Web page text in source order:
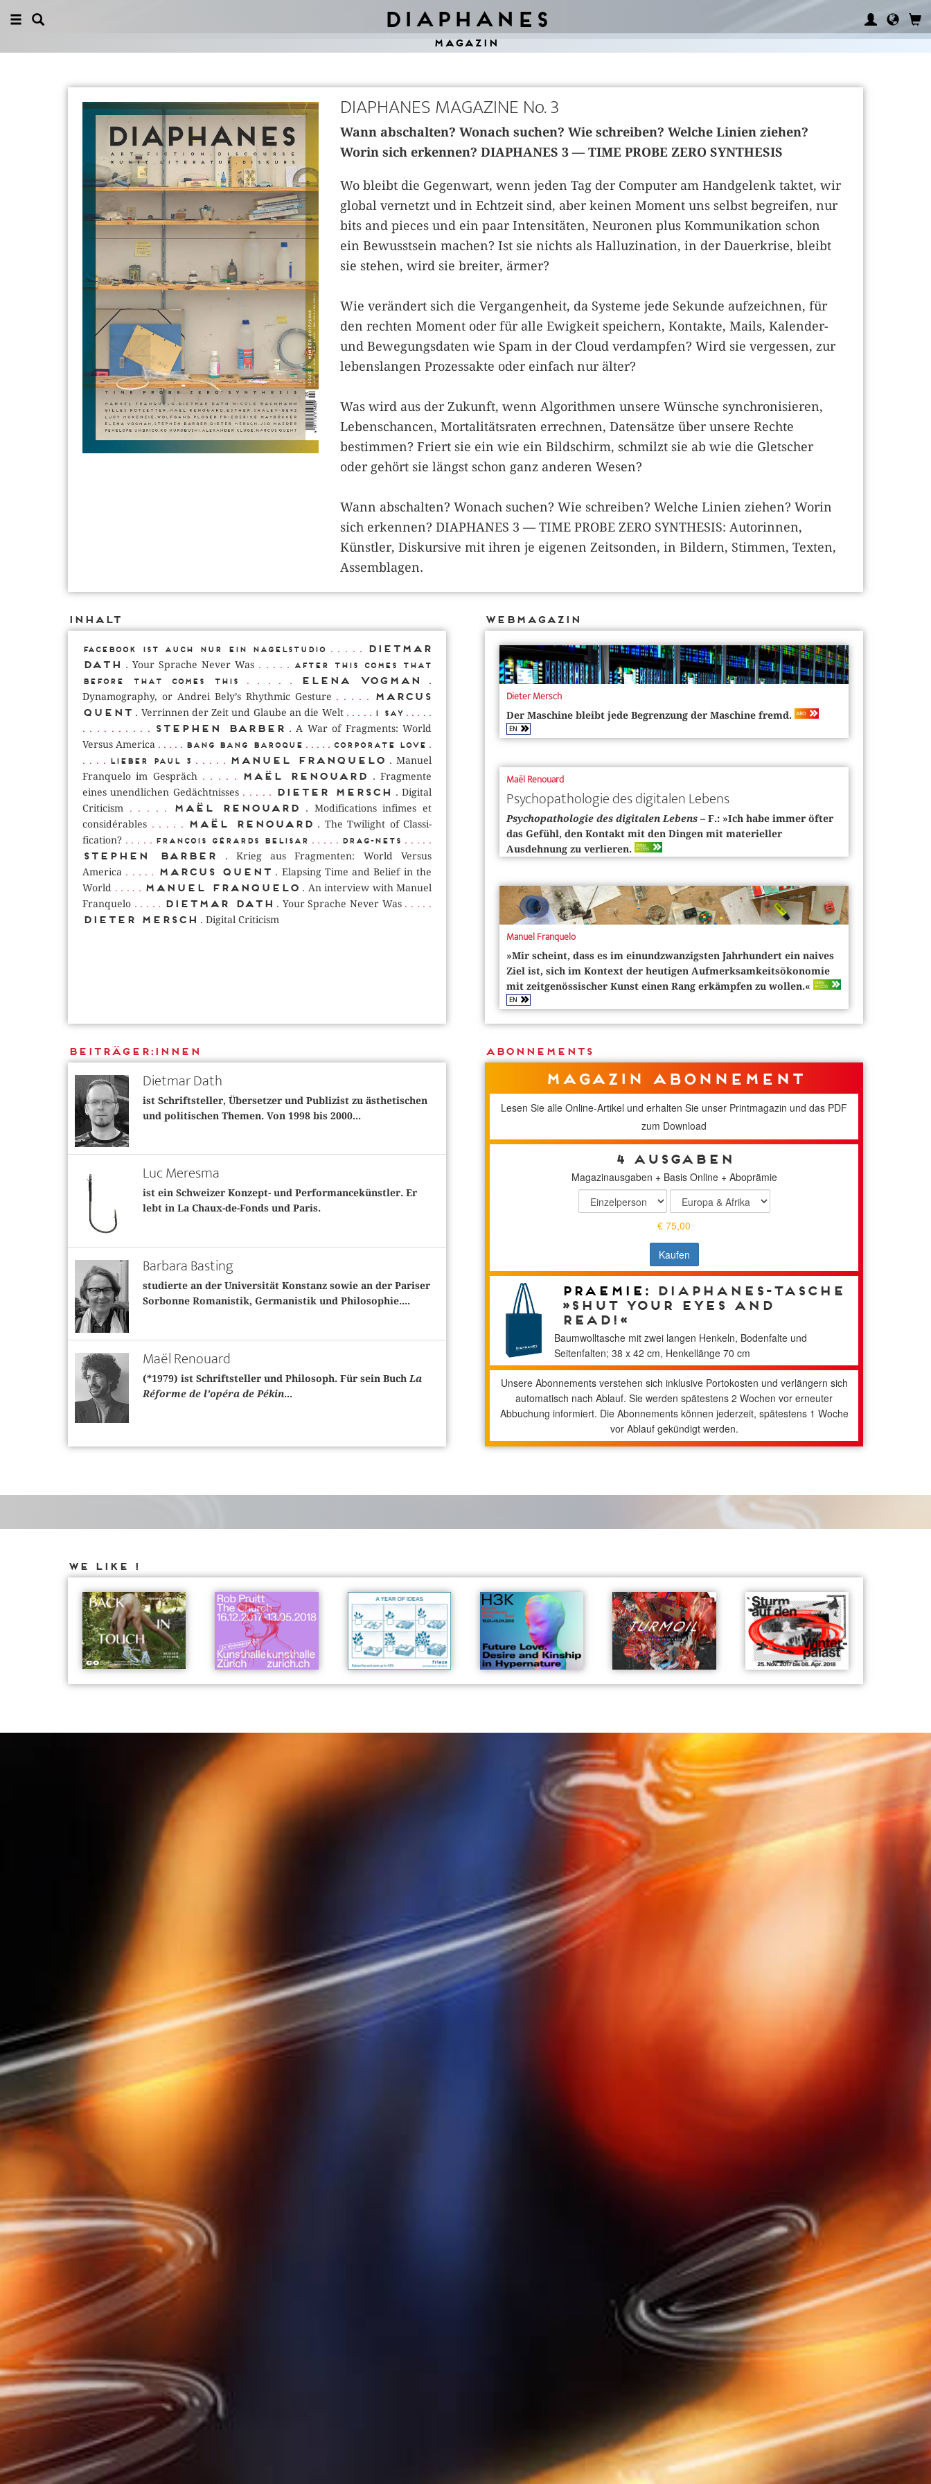
Diaphanes
Magazin
DIAPHANES MAGAZINE No. 3
Wann abschalten? Wonach suchen? Wie schreiben? Welche Linien ziehen?
Worin sich erkennen? DIAPHANES 3 — TIME PROBE ZERO SYNTHESIS
Wo bleibt die Gegenwart, wenn jeden Tag der Computer am Handgelenk taktet, wir
global vernetzt und in Echtzeit sind, aber keinen Moment uns selbst begreifen, nur
bits and pieces und ein paar Intensitäten, Neuronen plus Kommunikation schon
ein Bewusstsein machen? Ist sie nichts als Halluzination, in der Dauerkrise, bleibt
sie stehen, wird sie breiter,­ ärmer?
Wie verändert sich die Vergangenheit, da Systeme jede Sekunde aufzeichnen, für
den rechten Moment oder für alle Ewigkeit speichern, Kontakte, Mails, Kalender-
und Bewegungsdaten wie Spam in der Cloud verdampfen? Wird sie vergessen, zur
lebenslangen Prozessakte oder einfach nur älter?
Was wird aus der Zukunft, wenn Algorithmen ­unsere Wünsche synchronisieren,
Lebens­chancen, Mortalitätsraten errechnen, Datensätze über unsere Rechte
bestimmen? Friert sie ein ­wie ein Bildschirm, schmilzt sie ab wie die ­Gletscher
oder gehört sie längst schon ganz anderen Wesen?
Wann abschalten? Wonach suchen? Wie schreiben? Welche Linien ziehen? Worin
sich erkennen? DIAPHANES 3 — TIME PROBE ZERO SYNTHESIS: Autorinnen,
Künstler, Diskursive mit ihren je eigenen Zeitsonden, in Bildern, Stimmen, Texten,
Assemblagen.
Inhalt
Facebook ist auch nur ein Nagelstudio . . . . .
Dietmar
Dath . Your Sprache Never Was . . . . .
After This Comes That
Before That Comes This
. . . . . Elena Vogman
.
Dynamography, or Andrei Bely’s Rhythmic Gesture . . . . .
Marcus
Quent . Verrinnen der Zeit und Glaube an die Welt. . . . . I say. . . . .
. . . . . . . . . . Stephen Barber . A War of Fragments: World
Versus America . . . . . Bang Bang Baroque . . . . . Corporate Love .
. . . .
Lieber Paul 3 . . . . . Manuel Franquelo . Manuel
Franquelo im Gespräch . . . . . Maël Renouard . Fragmente
eines unendlichen Gedächtnisses. . . . . Dieter Mersch . Digital
Criticism
. . . . . Maël Renouard . Modifications infimes et
considérables . . . . . Maël Renouard . The Twilight of Classi­
fication? . . . . . François Gérards BELISAR . . . . . Drag-nets . . . . .
Stephen Barber . Krieg aus Fragmenten: World Versus
America . . . . . Marcus Quent . Elapsing Time and Belief in the
World . . . . . Manuel Franquelo . An interview with Manuel
Franquelo . . . . . Dietmar Dath . Your Sprache Never Was. . . . .
Dieter Mersch . Digital Criticism
Webmagazin
Dieter Mersch
Der Maschine bleibt jede Begrenzung der Maschine fremd. ABO
EN
Maël Renouard
Psychopathologie des digitalen Lebens
Psychopathologie des digitalen Lebens – F.: »Ich habe immer öfter
das Gefühl, den Kontakt mit den Dingen mit materieller
Ausdehnung zu verlieren. OPEN
ACCESS
Manuel Franquelo
»Mir scheint, dass es im einundzwanzigsten Jahrhundert ein naives
Ziel ist, sich im Kontext der heutigen Aufmerksamkeitsökonomie
mit zeitgenössischer Kunst einen Rang erkämpfen zu wollen.«
OPEN
ACCESS
EN
Beiträger:innen
Dietmar Dath
ist Schriftsteller, Übersetzer und Publizist zu ästhetischen
und politischen Themen. Von 1998 bis 2000...
Luc Meresma
ist ein Schweizer Konzept- und Performancekünstler. Er
lebt in La Chaux-de-Fonds und Paris.
Barbara Basting
studierte an der Universität Konstanz sowie an der Pariser
Sorbonne Romanistik, Germanistik und Philosophie....
Maël Renouard
(*1979) ist Schriftsteller und Philosoph. Für sein Buch La
Réforme de l’opéra de Pékin...
Abonnements
Magazin Abonnement
Lesen Sie alle Online-Artikel und erhalten Sie unser Printmagazin und das PDF
zum Download
4 Ausgaben
Magazinausgaben + Basis Online + Aboprämie
€ 75,00
Kaufen
Praemie:
DIAPHANES-Tasche
»Shut your eyes and
read!«
Baumwolltasche mit zwei langen Henkeln, Bodenfalte und
Seitenfalten; 38 x 42 cm, Henkellänge 70 cm
Unsere Abonnements verstehen sich inklusive Portokosten und verlängern sich
automatisch nach Ablauf. Sie werden spätestens 2 Wochen vor erneuter
Abbuchung informiert. Die Abonnements können jederzeit, spätestens 1 Woche
vor Ablauf gekündigt werden.
We like !